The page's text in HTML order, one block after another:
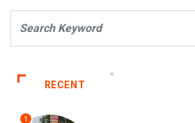
RECENT
1